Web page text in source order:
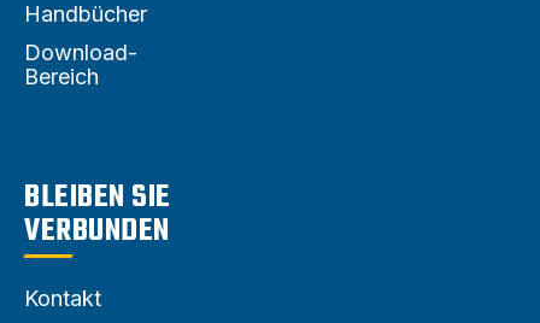
Handbücher
Download-
Bereich
BLEIBEN SIE
VERBUNDEN
Kontakt